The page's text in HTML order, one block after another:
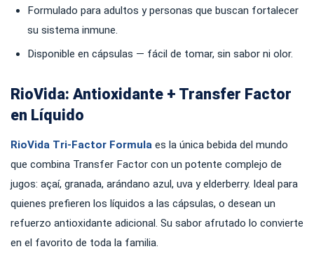
Formulado para adultos y personas que buscan fortalecer
su sistema inmune.
Disponible en cápsulas — fácil de tomar, sin sabor ni olor.
RioVida: Antioxidante + Transfer Factor
en Líquido
RioVida Tri-Factor Formula es la única bebida del mundo
que combina Transfer Factor con un potente complejo de
jugos: açaí, granada, arándano azul, uva y elderberry. Ideal para
quienes prefieren los líquidos a las cápsulas, o desean un
refuerzo antioxidante adicional. Su sabor afrutado lo convierte
en el favorito de toda la familia.